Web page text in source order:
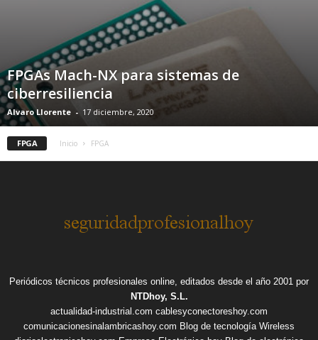
FPGAs Mach-NX para sistemas de
ciberresiliencia
Alvaro Llorente - 17 diciembre, 2020
FPGA Inicio FPGA
Periódicos técnicos profesionales online, editados desde el año 2001 por
NTDhoy, S.L.
actualidad-industrial.com cablesyconectoreshoy.com
comunicacionesinalambricashoy.com Blog de tecnología Wireless